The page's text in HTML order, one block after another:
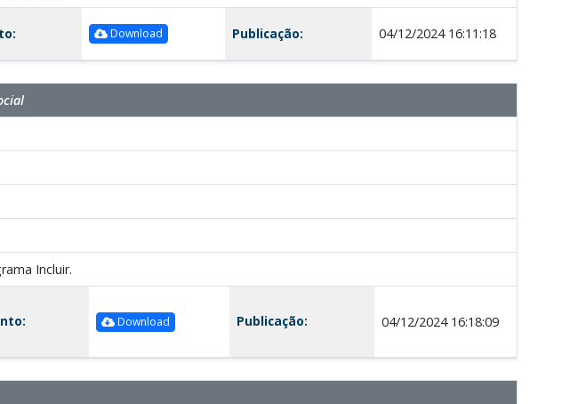
Download Publicação: 04/12/2024 16:11:18
Incluir.
Download Publicação: 04/12/2024 16:18:09